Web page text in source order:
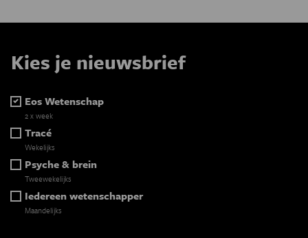
Kies je nieuwsbrief
Eos Wetenschap
2 x week
Tracé
Wekelijks
Psyche & brein
Tweewekelijks
Iedereen wetenschapper
Maandelijks